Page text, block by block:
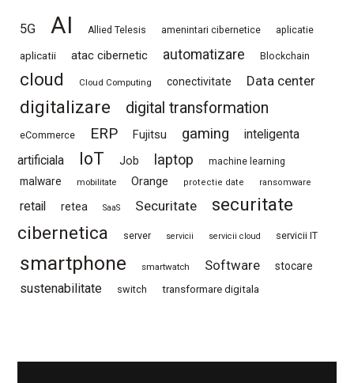
5G AI Allied Telesis amenintari cibernetice aplicatie
aplicatii atac cibernetic automatizare Blockchain
cloud Cloud Computing conectivitate Data center
digitalizare digital transformation
eCommerce ERP Fujitsu gaming
inteligenta
artificiala
IoT Job laptop machine learning
malware mobilitate Orange protectie date ransomware
retail retea SaaS Securitate
securitate
cibernetica
server servicii servicii cloud servicii IT
smartphone smartwatch Software stocare
sustenabilitate switch transformare digitala